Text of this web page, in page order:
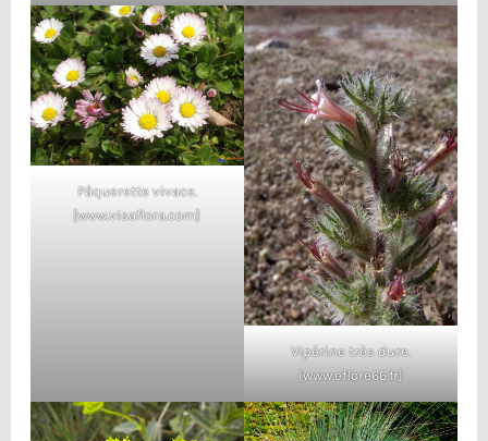
Pâquerette vivace.
[www.visaflora.com]
Vipérine très dure.
[www.eflore66.fr]